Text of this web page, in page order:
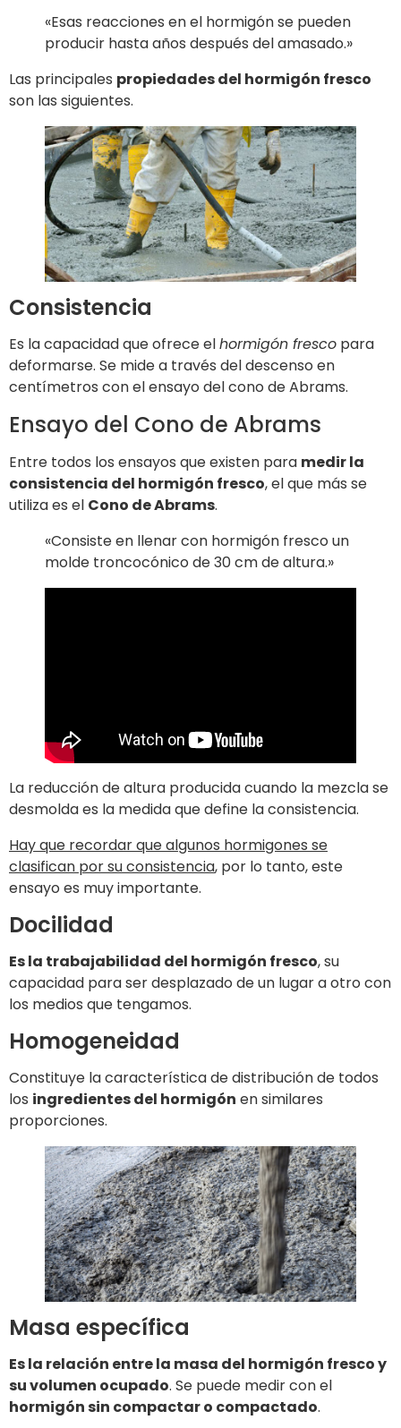
«Esas reacciones en el hormigón se pueden
producir hasta años después del amasado.»
Las principales propiedades del hormigón fresco
son las siguientes.
Consistencia
Es la capacidad que ofrece elhormigón fresco para
deformarse. Se mide a través del descenso en
centímetros con el ensayo del cono de Abrams.
Ensayo del Cono de Abrams
Entre todos los ensayos que existen para medir la
consistencia del hormigón fresco, el que más se
utiliza es el Cono de Abrams.
«Consiste en llenar con hormigón fresco un
molde troncocónico de 30 cm de altura.»
La reducción de altura producida cuando la mezcla se
desmolda es la medida que define la consistencia.
Hay que recordar que algunos hormigones se
clasifican por su consistencia, por lo tanto, este
ensayo es muy importante.
Docilidad
Es la trabajabilidad del hormigón fresco, su
capacidad para ser desplazado de un lugar a otro con
los medios que tengamos.
Homogeneidad
Constituye la característica de distribución de todos
los ingredientes del hormigón en similares
proporciones.
Masa específica
Es la relación entre la masa del hormigón fresco y
su volumen ocupado. Se puede medir con el
hormigón sin compactar o compactado.